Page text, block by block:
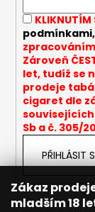
Zákaz
mladším 18
e
e
n
a
í
t
?
KLIKNUTÍM
podmínkami,
Zároveň
let, tudíž se
prodeje
cigaret dle
souvisejících
Sb a č. 305/
PŘIHLÁSIT